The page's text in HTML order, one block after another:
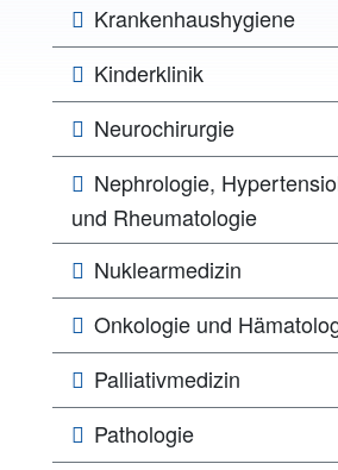
Krankenhaushygiene
Kinderklinik
Neurochirurgie
Nephrologie,
und Rheumatologie
Nuklearmedizin
Onkologie und
Palliativmedizin
Pathologie